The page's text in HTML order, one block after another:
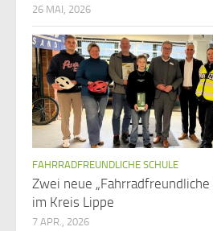
26 MAI, 2026
FAHRRADFREUNDLICHE SCHULE
Zwei neue „Fahrradfreundliche
im Kreis Lippe
7 APR., 2026